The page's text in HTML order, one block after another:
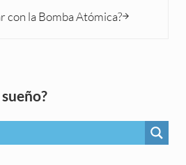
con la Bomba Atómica?